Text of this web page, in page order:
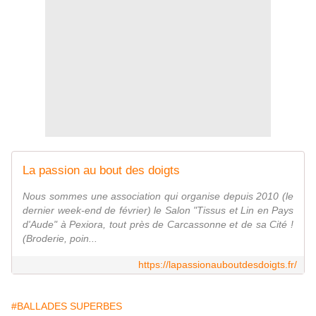
La passion au bout des doigts
Nous sommes une association qui organise depuis 2010 (le
dernier week-end de février) le Salon "Tissus et Lin en Pays
d'Aude" à Pexiora, tout près de Carcassonne et de sa Cité !
(Broderie, poin...
https://lapassionauboutdesdoigts.fr/
#BALLADES SUPERBES